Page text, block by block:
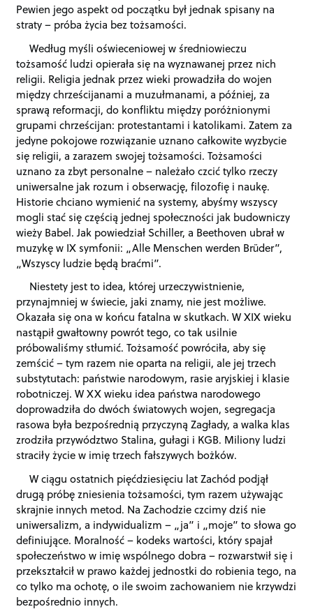
Pewien jego aspekt od początku był jednak spisany na
straty – próba życia bez tożsamości.
Według myśli oświeceniowej w średniowieczu
tożsamość ludzi opierała się na wyznawanej przez nich
religii. Religia jednak przez wieki prowadziła do wojen
między chrześcijanami a muzułmanami, a później, za
sprawą reformacji, do konfliktu między poróżnionymi
grupami chrześcijan: protestantami i katolikami. Zatem za
jedyne pokojowe rozwiązanie uznano całkowite wyzbycie
się religii, a zarazem swojej tożsamości. Tożsamości
uznano za zbyt personalne – należało czcić tylko rzeczy
uniwersalne jak rozum i obserwację, filozofię i naukę.
Historie chciano wymienić na systemy, abyśmy wszyscy
mogli stać się częścią jednej społeczności jak budowniczy
wieży Babel. Jak powiedział Schiller, a Beethoven ubrał w
muzykę w IX symfonii: „Alle Menschen werden Brüder”,
„Wszyscy ludzie będą braćmi”.
Niestety jest to idea, której urzeczywistnienie,
przynajmniej w świecie, jaki znamy, nie jest możliwe.
Okazała się ona w końcu fatalna w skutkach. W XIX wieku
nastąpił gwałtowny powrót tego, co tak usilnie
próbowaliśmy stłumić. Tożsamość powróciła, aby się
zemścić – tym razem nie oparta na religii, ale jej trzech
substytutach: państwie narodowym, rasie aryjskiej i klasie
robotniczej. W XX wieku idea państwa narodowego
doprowadziła do dwóch światowych wojen, segregacja
rasowa była bezpośrednią przyczyną Zagłady, a walka klas
zrodziła przywództwo Stalina, gułagi i KGB. Miliony ludzi
straciły życie w imię trzech fałszywych bożków.
W ciągu ostatnich pięćdziesięciu lat Zachód podjął
drugą próbę zniesienia tożsamości, tym razem używając
skrajnie innych metod. Na Zachodzie czcimy dziś nie
uniwersalizm, a indywidualizm – „ja” i „moje” to słowa go
definiujące. Moralność – kodeks wartości, który spajał
społeczeństwo w imię wspólnego dobra – rozwarstwił się i
przekształcił w prawo każdej jednostki do robienia tego, na
co tylko ma ochotę, o ile swoim zachowaniem nie krzywdzi
bezpośrednio innych.